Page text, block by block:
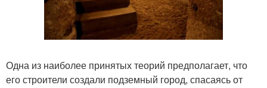
Одна из наиболее принятых теорий предполагает, что
его строители создали подземный город, спасаясь от